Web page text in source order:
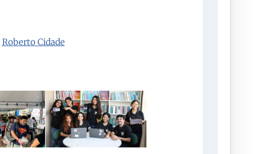
Roberto Cidade